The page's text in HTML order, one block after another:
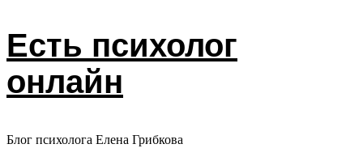
Есть психолог
онлайн
Блог психолога Елена Грибкова